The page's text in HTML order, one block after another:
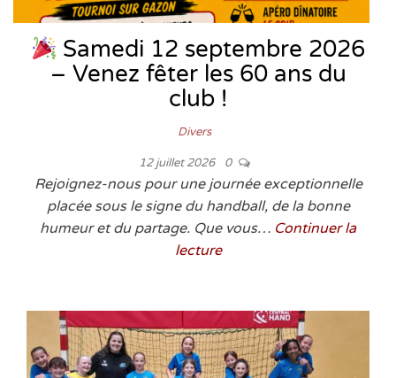
Samedi 12 septembre 2026
– Venez fêter les 60 ans du
club !
Divers
12 juillet 2026 0
Rejoignez-nous pour une journée exceptionnelle
placée sous le signe du handball, de la bonne
humeur et du partage. Que vous… Continuer la
lecture